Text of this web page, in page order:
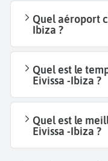
Quel aéroport
Ibiza ?
Quel est le
Eivissa -Ibiza ?
Quel est le
Eivissa -Ibiza ?